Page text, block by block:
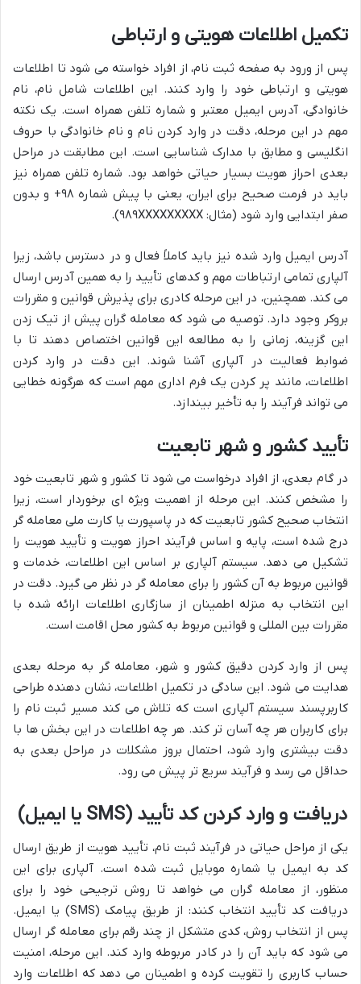
تکمیل اطلاعات هویتی و ارتباطی
پس از ورود به صفحه ثبت نام، از افراد خواسته می شود تا اطلاعات
هویتی و ارتباطی خود را وارد کنند. این اطلاعات شامل نام، نام
خانوادگی، آدرس ایمیل معتبر و شماره تلفن همراه است. یک نکته
مهم در این مرحله، دقت در وارد کردن نام و نام خانوادگی با حروف
انگلیسی و مطابق با مدارک شناسایی است. این مطابقت در مراحل
بعدی احراز هویت بسیار حیاتی خواهد بود. شماره تلفن همراه نیز
باید در فرمت صحیح برای ایران، یعنی با پیش شماره ۹۸+ و بدون
صفر ابتدایی وارد شود (مثال: ۹۸۹XXXXXXXXX).
آدرس ایمیل وارد شده نیز باید کاملاً فعال و در دسترس باشد، زیرا
آلپاری تمامی ارتباطات مهم و کدهای تأیید را به همین آدرس ارسال
می کند. همچنین، در این مرحله کادری برای پذیرش قوانین و مقررات
بروکر وجود دارد. توصیه می شود که معامله گران پیش از تیک زدن
این گزینه، زمانی را به مطالعه این قوانین اختصاص دهند تا با
ضوابط فعالیت در آلپاری آشنا شوند. این دقت در وارد کردن
اطلاعات، مانند پر کردن یک فرم اداری مهم است که هرگونه خطایی
می تواند فرآیند را به تأخیر بیندازد.
تأیید کشور و شهر تابعیت
در گام بعدی، از افراد درخواست می شود تا کشور و شهر تابعیت خود
را مشخص کنند. این مرحله از اهمیت ویژه ای برخوردار است، زیرا
انتخاب صحیح کشور تابعیت که در پاسپورت یا کارت ملی معامله گر
درج شده است، پایه و اساس فرآیند احراز هویت و تأیید هویت را
تشکیل می دهد. سیستم آلپاری بر اساس این اطلاعات، خدمات و
قوانین مربوط به آن کشور را برای معامله گر در نظر می گیرد. دقت در
این انتخاب به منزله اطمینان از سازگاری اطلاعات ارائه شده با
مقررات بین المللی و قوانین مربوط به کشور محل اقامت است.
پس از وارد کردن دقیق کشور و شهر، معامله گر به مرحله بعدی
هدایت می شود. این سادگی در تکمیل اطلاعات، نشان دهنده طراحی
کاربرپسند سیستم آلپاری است که تلاش می کند مسیر ثبت نام را
برای کاربران هر چه آسان تر کند. هر چه اطلاعات در این بخش ها با
دقت بیشتری وارد شود، احتمال بروز مشکلات در مراحل بعدی به
حداقل می رسد و فرآیند سریع تر پیش می رود.
دریافت و وارد کردن کد تأیید (SMS یا ایمیل)
یکی از مراحل حیاتی در فرآیند ثبت نام، تأیید هویت از طریق ارسال
کد به ایمیل یا شماره موبایل ثبت شده است. آلپاری برای این
منظور، از معامله گران می خواهد تا روش ترجیحی خود را برای
دریافت کد تأیید انتخاب کنند: از طریق پیامک (SMS) یا ایمیل.
پس از انتخاب روش، کدی متشکل از چند رقم برای معامله گر ارسال
می شود که باید آن را در کادر مربوطه وارد کند. این مرحله، امنیت
حساب کاربری را تقویت کرده و اطمینان می دهد که اطلاعات وارد